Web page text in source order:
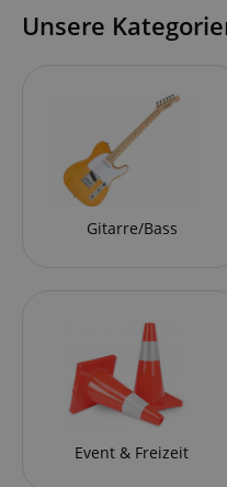
Unsere
Gitarre/Bass
Event & Freizeit